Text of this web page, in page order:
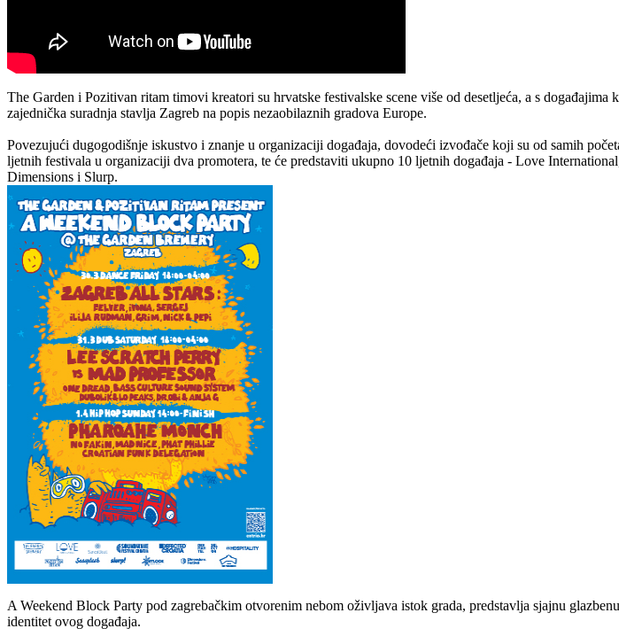
The Garden i Pozitivan ritam timovi kreatori su hrvatske festivalske scene više od desetljeća, a s
zajednička suradnja stavlja Zagreb na popis nezaobilaznih gradova Europe.
Povezujući dugogodišnje iskustvo i znanje u organizaciji događaja, dovodeći izvođače koji su od samih
ljetnih festivala u organizaciji dva promotera, te će predstaviti ukupno 10 ljetnih događaja - Love
Dimensions i Slurp.
A Weekend Block Party pod zagrebačkim otvorenim nebom oživljava istok grada, predstavlja sjajnu
identitet ovog događaja.